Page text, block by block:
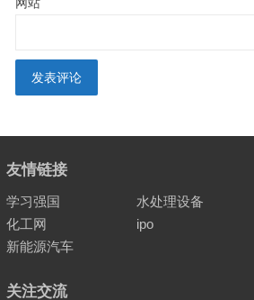
友情链接
学习强国 水处理设备
化工网
ipo
新能源汽车
关注交流